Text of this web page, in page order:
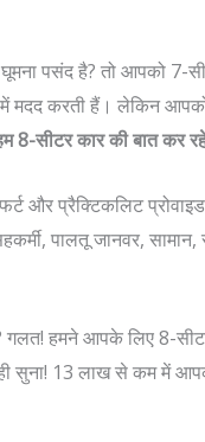
पसंद है? तो आपको 7-
मदद करती हैं। लेकिन
8-सीटर कार की बात कर
और प्रैक्टिकलिट
पालतू जानवर, सामान,
गलत! हमने आपके लिए 8-
सुना! 13 लाख से कम में